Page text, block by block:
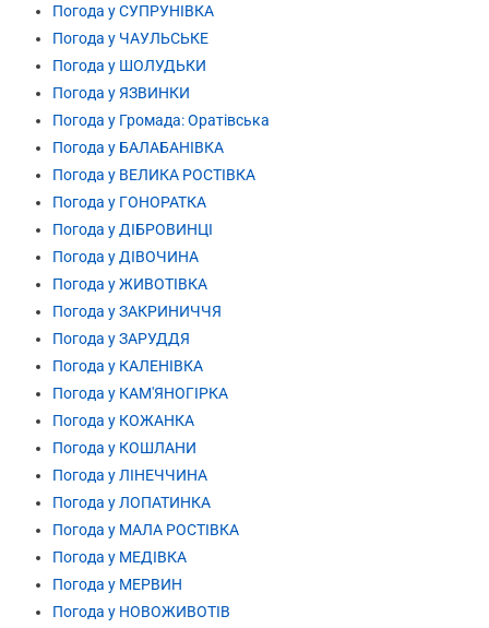
Погода у СУПРУНІВКА
Погода у ЧАУЛЬСЬКЕ
Погода у ШОЛУДЬКИ
Погода у ЯЗВИНКИ
Погода у Громада: Оратівська
Погода у БАЛАБАНІВКА
Погода у ВЕЛИКА РОСТІВКА
Погода у ГОНОРАТКА
Погода у ДІБРОВИНЦІ
Погода у ДІВОЧИНА
Погода у ЖИВОТІВКА
Погода у ЗАКРИНИЧЧЯ
Погода у ЗАРУДДЯ
Погода у КАЛЕНІВКА
Погода у КАМ'ЯНОГІРКА
Погода у КОЖАНКА
Погода у КОШЛАНИ
Погода у ЛІНЕЧЧИНА
Погода у ЛОПАТИНКА
Погода у МАЛА РОСТІВКА
Погода у МЕДІВКА
Погода у МЕРВИН
Погода у НОВОЖИВОТІВ